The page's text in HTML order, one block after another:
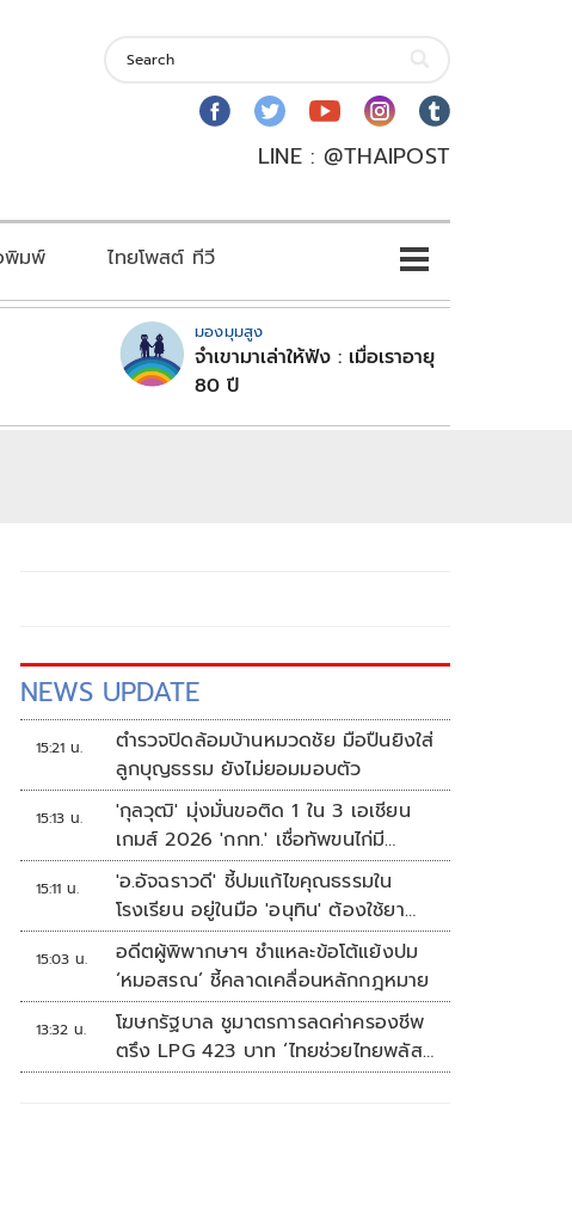
LINE : @THAIPOST
พิมพ์ ไทยโพสต์ ทีวี
มองมุมสูง
จำเขามาเล่าให้ฟัง : เมื่อเราอายุ
80 ปี
NEWS UPDATE
15:21 น.
ตำรวจปิดล้อมบ้านหมวดชัย มือปืนยิงใส่
ลูกบุญธรรม ยังไม่ยอมมอบตัว
15:13 น.
'กุลวุฒิ' มุ่งมั่นขอติด 1 ใน 3 เอเชียน
เกมส์ 2026 'กกท.' เชื่อทัพขนไก่มี
เหรียญแน่
15:11 น.
'อ.อัจฉราวดี' ชี้ปมแก้ไขคุณธรรมใน
โรงเรียน อยู่ในมือ 'อนุทิน' ต้องใช้ยา
แรงกับ ก.ศึกษา เรื่องปืนแค่ปลายเหตุ
15:03 น.
อดีตผู้พิพากษาฯ ชำแหละข้อโต้แย้งปม
‘หมอสรณ’ ชี้คลาดเคลื่อนหลักกฎหมาย
13:32 น.
โฆษกรัฐบาล ชูมาตรการลดค่าครองชีพ
ตรึง LPG 423 บาท ‘ไทยช่วยไทยพลัส’
ดันเงินหมุนแสนล้าน